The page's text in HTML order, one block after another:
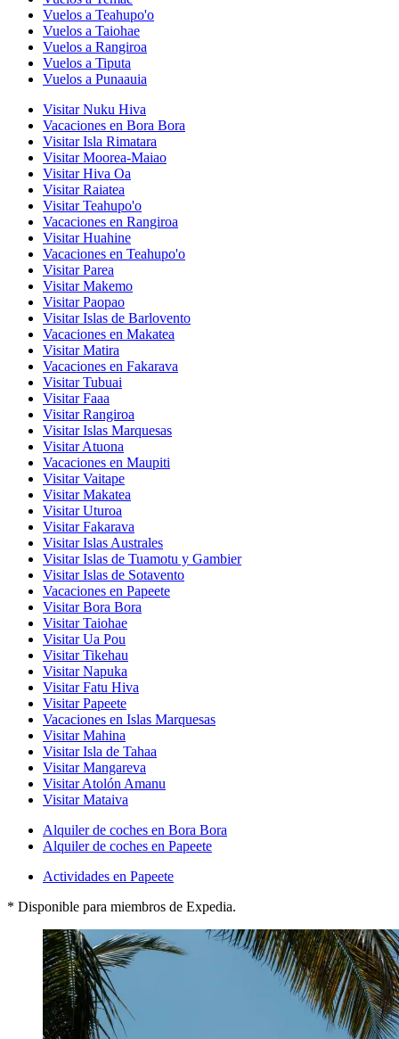
Vuelos a Teahupo'o
Vuelos a Taiohae
Vuelos a Rangiroa
Vuelos a Tiputa
Vuelos a Punaauia
Visitar Nuku Hiva
Vacaciones en Bora Bora
Visitar Isla Rimatara
Visitar Moorea-Maiao
Visitar Hiva Oa
Visitar Raiatea
Visitar Teahupo'o
Vacaciones en Rangiroa
Visitar Huahine
Vacaciones en Teahupo'o
Visitar Parea
Visitar Makemo
Visitar Paopao
Visitar Islas de Barlovento
Vacaciones en Makatea
Visitar Matira
Vacaciones en Fakarava
Visitar Tubuai
Visitar Faaa
Visitar Rangiroa
Visitar Islas Marquesas
Visitar Atuona
Vacaciones en Maupiti
Visitar Vaitape
Visitar Makatea
Visitar Uturoa
Visitar Fakarava
Visitar Islas Australes
Visitar Islas de Tuamotu y Gambier
Visitar Islas de Sotavento
Vacaciones en Papeete
Visitar Bora Bora
Visitar Taiohae
Visitar Ua Pou
Visitar Tikehau
Visitar Napuka
Visitar Fatu Hiva
Visitar Papeete
Vacaciones en Islas Marquesas
Visitar Mahina
Visitar Isla de Tahaa
Visitar Mangareva
Visitar Atolón Amanu
Visitar Mataiva
Alquiler de coches en Bora Bora
Alquiler de coches en Papeete
Actividades en Papeete
* Disponible para miembros de Expedia.